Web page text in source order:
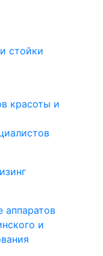
стойки
красоты и
аппаратов
и